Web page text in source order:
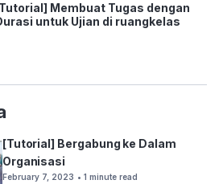
Membuat Tugas dengan
untuk Ujian di ruangkelas
[Tutorial] Bergabung ke Dalam
Organisasi
February 7, 2023 • 1 minute read